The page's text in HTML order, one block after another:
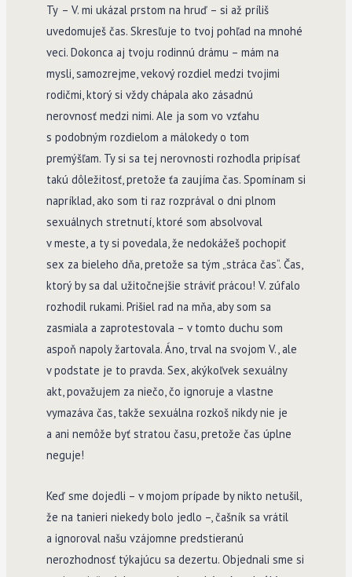
Ty – V. mi ukázal prstom na hruď – si až príliš
uvedomuješ čas. Skresľuje to tvoj pohľad na mnohé
veci. Dokonca aj tvoju rodinnú drámu – mám na
mysli, samozrejme, vekový rozdiel medzi tvojimi
rodičmi, ktorý si vždy chápala ako zásadnú
nerovnosť medzi nimi. Ale ja som vo vzťahu
s podobným rozdielom a málokedy o tom
premýšľam. Ty si sa tej nerovnosti rozhodla pripísať
takú dôležitosť, pretože ťa za­ujíma čas. Spomínam si
napríklad, ako som ti raz rozprával o dni plnom
sexuálnych stretnutí, ktoré som absolvoval
v meste, a ty si povedala, že nedokážeš pochopiť
sex za bieleho dňa, pretože sa tým „stráca čas“. Čas,
ktorý by sa dal užitočnejšie stráviť prácou! V. zúfalo
rozhodil rukami. Prišiel rad na mňa, aby som sa
zasmiala a zaprotestovala – v tomto duchu som
aspoň napoly žartovala. Áno, trval na svojom V., ale
v podstate je to pravda. Sex, akýkoľvek sexuálny
akt, považujem za niečo, čo ignoruje a vlastne
vymazáva čas, takže sexuálna rozkoš nikdy nie je
a ani nemôže byť stratou času, pretože čas úplne
neguje!
Keď sme dojedli – v mojom prípade by nikto netušil,
že na tanieri niekedy bolo jedlo –, čašník sa vrátil
a ignoroval našu vzájomne predstieranú
nerozhodnosť týkajúcu sa dezertu. Objednali sme si